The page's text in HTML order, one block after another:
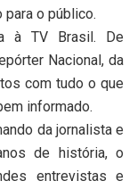
o público.
à TV Brasil. De
Nacional, da
com tudo o que
informado.
da jornalista e
de história, o
entrevistas e